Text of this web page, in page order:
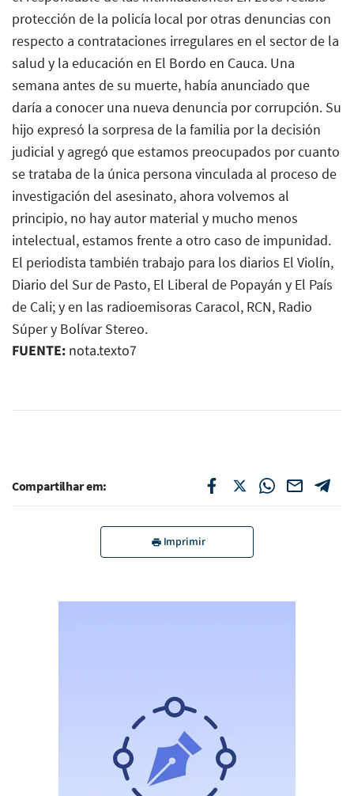
protección de la policía local por otras denuncias con
respecto a contrataciones irregulares en el sector de la
salud y la educación en El Bordo en Cauca. Una
semana antes de su muerte, había anunciado que
daría a conocer una nueva denuncia por corrupción. Su
hijo expresó la sorpresa de la familia por la decisión
judicial y agregó que estamos preocupados por cuanto
se trataba de la única persona vinculada al proceso de
investigación del asesinato, ahora volvemos al
principio, no hay autor material y mucho menos
intelectual, estamos frente a otro caso de impunidad.
El periodista también trabajo para los diarios El Violín,
Diario del Sur de Pasto, El Liberal de Popayán y El País
de Cali; y en las radioemisoras Caracol, RCN, Radio
Súper y Bolívar Stereo.
FUENTE: nota.texto7
Compartilhar em:
Imprimir